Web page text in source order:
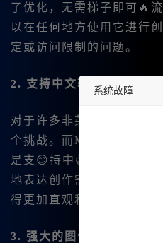
了优化，无需梯子即可🔥
以在任何地方使用它进行
定或访问限制的问题。
2. 支持中文输入，界面更
对于许多非英语母语的用
个挑战。而Midjourney中
是支😊持中👍文输入。通
地表达创作需求，而👍且
得更加直观和简单。
3. 强大的图像生成和编辑功
系统故障